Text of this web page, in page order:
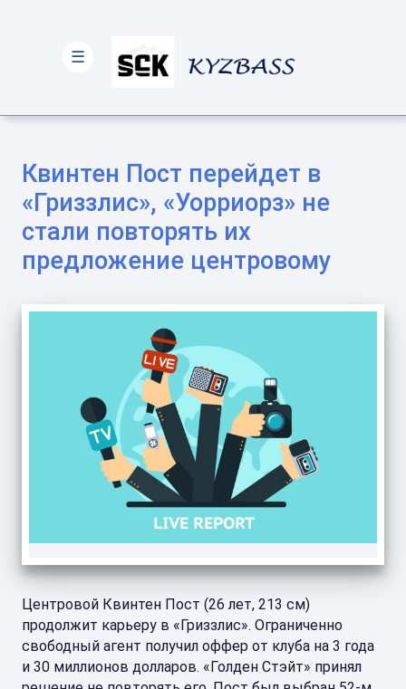
Квинтен Пост перейдет в
«Гриззлис», «Уорриорз» не
стали повторять их
предложение центровому
Центровой Квинтен Пост (26 лет, 213 см)
продолжит карьеру в «Гриззлис». Ограниченно
свободный агент получил оффер от клуба на 3 года
и 30 миллионов долларов. «Голден Стэйт» принял
☰